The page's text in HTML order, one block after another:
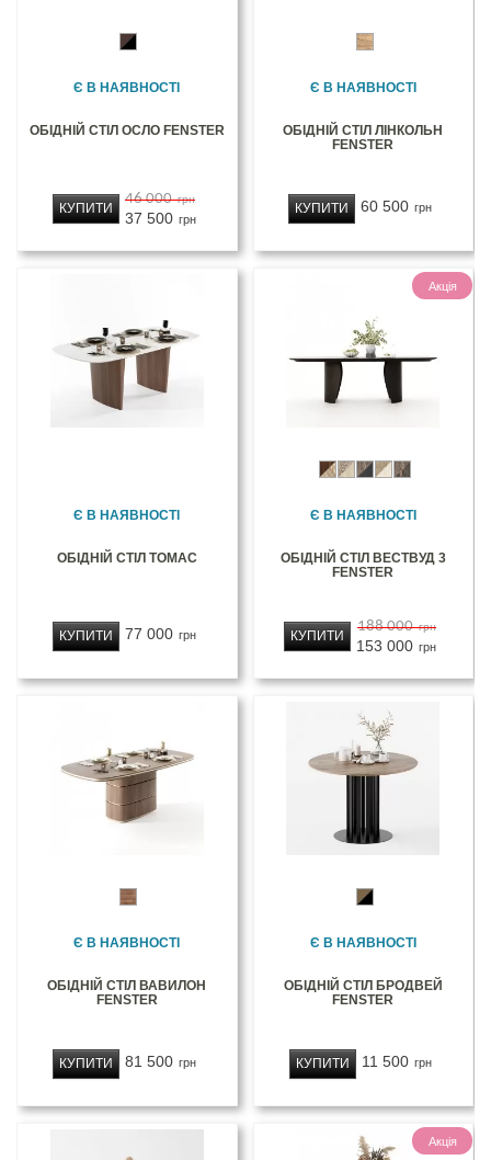
Є В НАЯВНОСТІ
ОБІДНІЙ СТІЛ ОСЛО FENSTER
46 000 грн
37 500 грн
КУПИТИ
Є В НАЯВНОСТІ
ОБІДНІЙ СТІЛ ЛІНКОЛЬН
FENSTER
60 500 грн
КУПИТИ
Є В НАЯВНОСТІ
ОБІДНІЙ СТІЛ ТОМАС
77 000 грн
КУПИТИ
Акція
Є В НАЯВНОСТІ
ОБІДНІЙ СТІЛ ВЕСТВУД 3
FENSTER
188 000 грн
153 000 грн
КУПИТИ
Є В НАЯВНОСТІ
ОБІДНІЙ СТІЛ ВАВИЛОН
FENSTER
81 500 грн
КУПИТИ
Є В НАЯВНОСТІ
ОБІДНІЙ СТІЛ БРОДВЕЙ
FENSTER
11 500 грн
КУПИТИ
Акція